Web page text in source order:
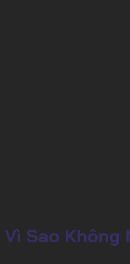
Vì Sao Không